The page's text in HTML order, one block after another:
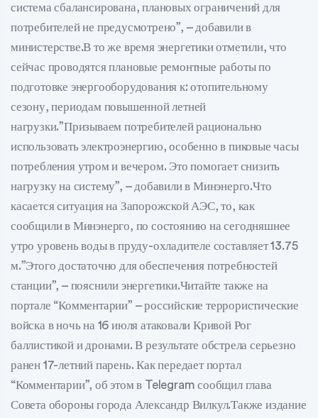
система сбалансирована, плановых ограничений для
потребителей не предусмотрено”, – добавили в
министерстве.В то же время энергетики отметили, что
сейчас проводятся плановые ремонтные работы по
подготовке энергооборудования к: отопительному
сезону, периодам повышенной летней
нагрузки.”Призываем потребителей рационально
использовать электроэнергию, особенно в пиковые часы
потребления утром и вечером. Это помогает снизить
нагрузку на систему”, – добавили в Минэнерго.Что
касается ситуация на Запорожской АЭС, то, как
сообщили в Минэнерго, по состоянию на сегодняшнее
утро уровень воды в пруду-охладителе составляет 13.75
м.”Этого достаточно для обеспечения потребностей
станции”, – пояснили энергетики.Читайте также на
портале “Комментарии” – российские террористические
войска в ночь на 16 июля атаковали Кривой Рог
баллистикой и дронами. В результате обстрела серьезно
ранен 17-летний парень. Как передает портал
“Комментарии”, об этом в Telegram сообщил глава
Совета обороны города Александр Вилкул.Также издание